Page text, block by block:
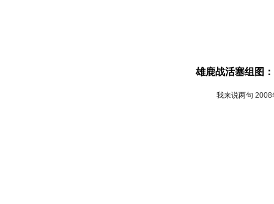
雄鹿战活塞组图
我来说两句 2008